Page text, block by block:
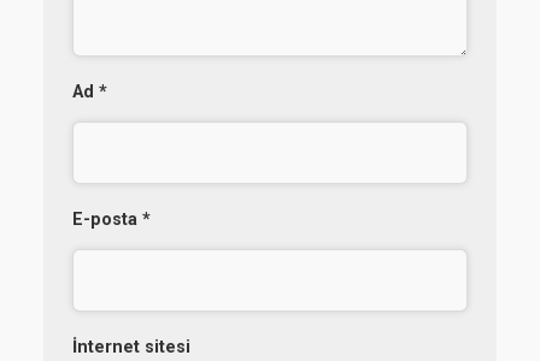
Ad *
E-posta *
İnternet sitesi